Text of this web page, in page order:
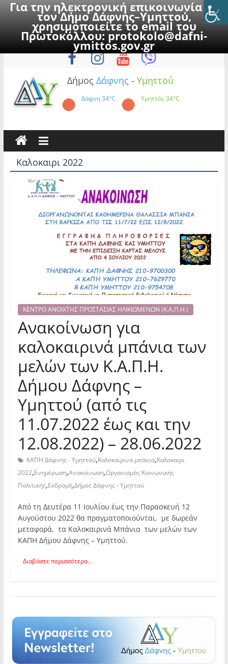
Για την ηλεκτρονική επικοινωνία με
τον Δήμο Δάφνης–Υμηττού,
χρησιμοποιείτε το email του
Πρωτοκόλλου:protokolo@dafni-
ymittos.gov.gr
to
Παρασκευή, 7 Αυγούστου 2026
Δήμος Δάφνης - Υμηττού
Δάφνη34°C Υμηττός34°C
Καλοκαιρι 2022
ΚΕΝΤΡΟ ΑΝΟΙΧΤΗΣ ΠΡΟΣΤΑΣΙΑΣ ΗΛΙΚΙΩΜΕΝΩΝ (Κ.Α.Π.Η.)
Ανακοίνωση για
καλοκαιρινά μπάνια των
μελών των Κ.Α.Π.Η.
Δήμου Δάφνης –
Υμηττού (από τις
11.07.2022 έως και την
12.08.2022) – 28.06.2022
ΚΑΠΗ Δάφνης - Υμηττού,Καλοκαιρινά μπάνια,Καλοκαιρι
2022,Ενημέρωση,Ανακοίνωση,Οργανισμός Κοινωνικής
Πολιτικής,Εκδρομή,Δήμος Δάφνης - Υμηττού
Από τη Δευτέρα 11 Ιουλίου έως την Παρασκευή 12
Αυγούστου 2022 θα πραγματοποιούνται, με δωρεάν
μεταφορά, τα Καλοκαιρινά Μπάνια των μελών των
ΚΑΠΗ Δήμου Δάφνης – Υμηττού.
Διαβάστε περισσότερα...